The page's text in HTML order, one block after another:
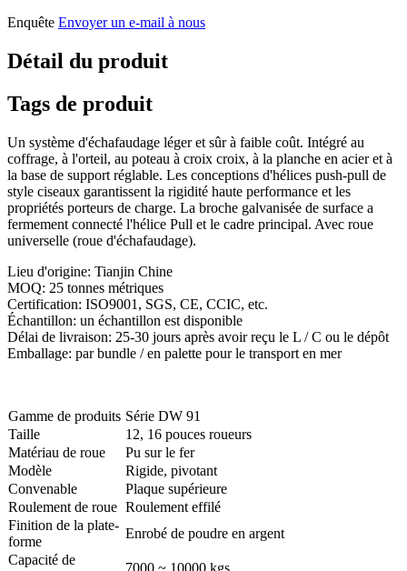
Enquête Envoyer un e-mail à nous
Détail du produit
Tags de produit
Un système d'échafaudage léger et sûr à faible coût. Intégré au
coffrage, à l'orteil, au poteau à croix croix, à la planche en acier et à
la base de support réglable. Les conceptions d'hélices push-pull de
style ciseaux garantissent la rigidité haute performance et les
propriétés porteurs de charge. La broche galvanisée de surface a
fermement connecté l'hélice Pull et le cadre principal. Avec roue
universelle (roue d'échafaudage).
Lieu d'origine: Tianjin Chine
MOQ: 25 tonnes métriques
Certification: ISO9001, SGS, CE, CCIC, etc.
Échantillon: un échantillon est disponible
Délai de livraison: 25-30 jours après avoir reçu le L / C ou le dépôt
Emballage: par bundle / en palette pour le transport en mer
Gamme de produits Série DW 91
Taille
12, 16 pouces roueurs
Matériau de roue
Pu sur le fer
Modèle
Rigide, pivotant
Convenable
Plaque supérieure
Roulement de roue Roulement effilé
Finition de la plate-
forme
Enrobé de poudre en argent
Capacité de
7000 ~ 10000 kgs